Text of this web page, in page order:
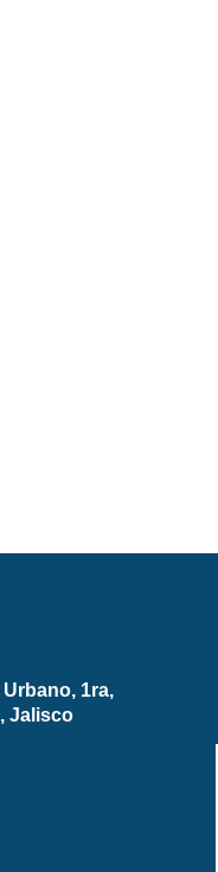
1ra,
Jalisco